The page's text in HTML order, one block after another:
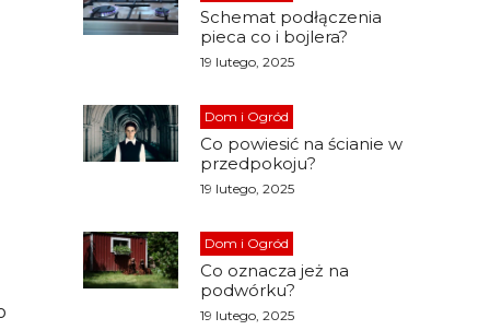
Schemat podłączenia
pieca co i bojlera?
19 lutego, 2025
Dom i Ogród
Co powiesić na ścianie w
przedpokoju?
19 lutego, 2025
Dom i Ogród
Co oznacza jeż na
podwórku?
19 lutego, 2025